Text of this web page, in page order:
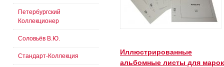
Иллюстрированные
альбомные листы для марок
Петербургский
Коллекционер
Соловьёв В.Ю.
Стандарт-Коллекция